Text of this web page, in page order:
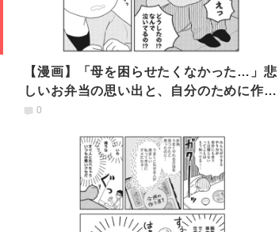
【漫画】「母を困らせたくなかった…」悲
しいお弁当の思い出と、自分のために作る
お弁当のおいしさ
0